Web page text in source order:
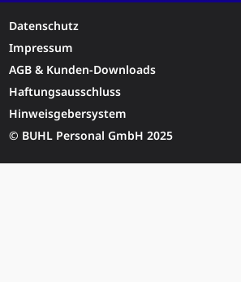
Datenschutz
Impressum
AGB & Kunden-Downloads
Haftungsausschluss
Hinweisgebersystem
© BUHL Personal GmbH 2025